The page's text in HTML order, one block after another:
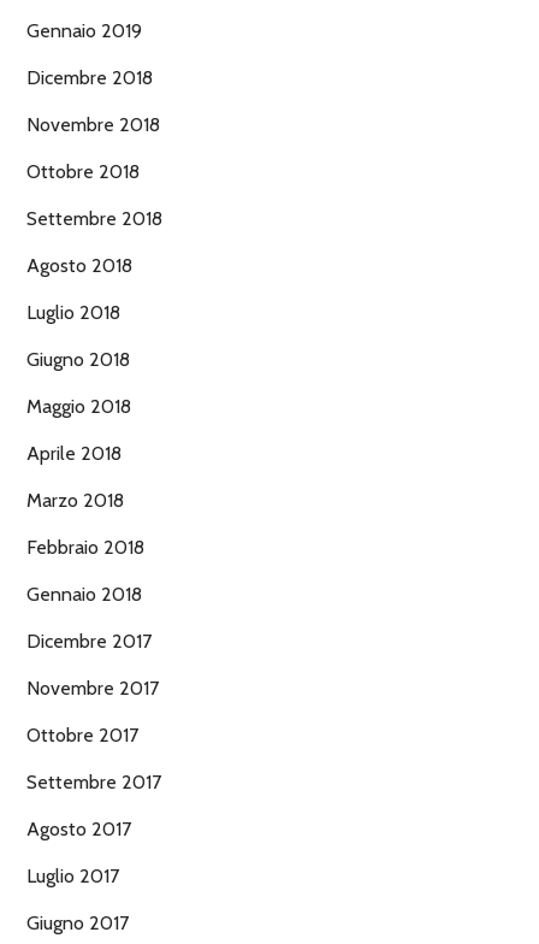
Gennaio 2019
Dicembre 2018
Novembre 2018
Ottobre 2018
Settembre 2018
Agosto 2018
Luglio 2018
Giugno 2018
Maggio 2018
Aprile 2018
Marzo 2018
Febbraio 2018
Gennaio 2018
Dicembre 2017
Novembre 2017
Ottobre 2017
Settembre 2017
Agosto 2017
Luglio 2017
Giugno 2017